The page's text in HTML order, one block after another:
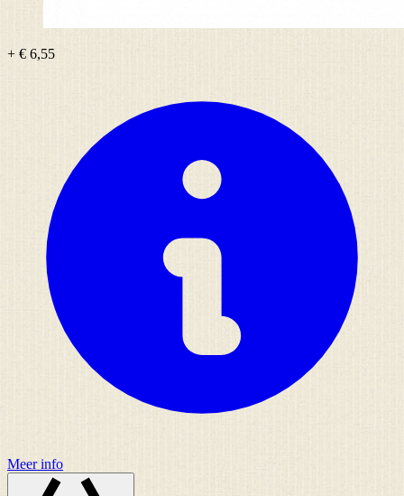
+ € 6,55
Meer info